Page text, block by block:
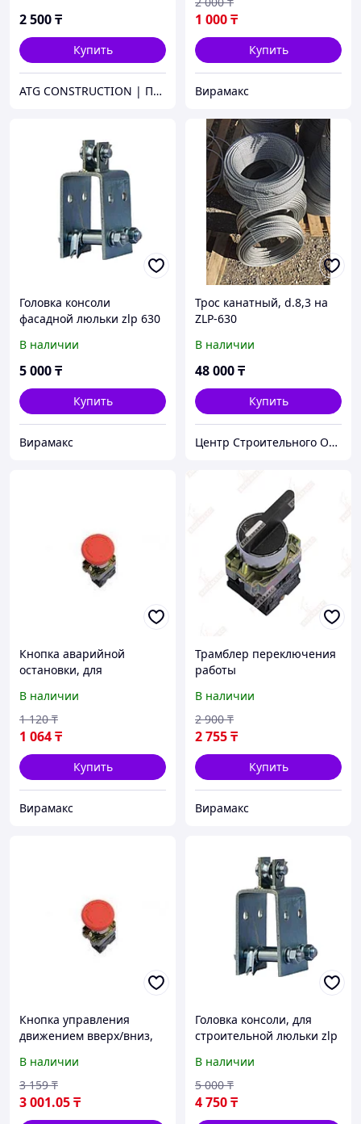
2 500₸
Купить
ATG CONSTRUCTION | Продажа и аренда строительного оборудования, газона, биотуалетов
1 000₸
Купить
Вирамакс
Головка консоли
фасадной люльки zlp 630
В наличии
5 000₸
Купить
Вирамакс
Трос канатный, d.8,3 на
ZLP-630
В наличии
48 000₸
Купить
Центр Строительного Оборудования
Кнопка аварийной
остановки, для
630
В наличии
1 064₸
1 120 ₸
Купить
Вирамакс
Трамблер переключения
работы
630
В наличии
2 755₸
2 900 ₸
Купить
Вирамакс
Кнопка управления
движением вверх/вниз,
zlp 630
В наличии
3 001.05₸
3 159 ₸
Головка консоли, для
строительной люльки zlp
В наличии
4 750₸
5 000 ₸